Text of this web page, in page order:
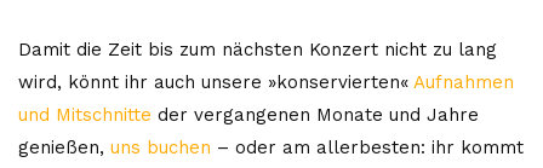
Damit die Zeit bis zum nächsten Konzert nicht zu lang
wird, könnt ihr auch unsere »konservierten« Aufnahmen
und Mitschnitte der vergangenen Monate und Jahre
genießen, uns buchen – oder am allerbesten: ihr kommt